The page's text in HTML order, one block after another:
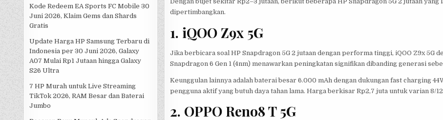
Kode Redeem EA Sports FC Mobile 30
Juni 2026, Klaim Gems dan Shards
Gratis
Update Harga HP Samsung Terbaru di
Indonesia per 30 Juni 2026, Galaxy
A07 Mulai Rp1 Jutaan hingga Galaxy
S26 Ultra
7 HP Murah untuk Live Streaming
TikTok 2026, RAM Besar dan Baterai
Jumbo
dipertimbangkan.
1. iQOO Z9x 5G
Jika berbicara soal HP Snapdragon 5G 2 jutaan dengan performa tinggi, iQOO Z9x 5G
Snapdragon 6 Gen 1 (4nm) menawarkan peningkatan signifikan dibanding generasi
Keunggulan lainnya adalah baterai besar 6.000 mAh dengan dukungan fast charging
pengguna aktif yang butuh daya tahan lama. Harga berkisar Rp2,7 juta untuk varian 8/
2. OPPO Reno8 T 5G